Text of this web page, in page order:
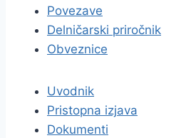
Povezave
Delničarski priročnik
Obveznice
Uvodnik
Pristopna izjava
Dokumenti